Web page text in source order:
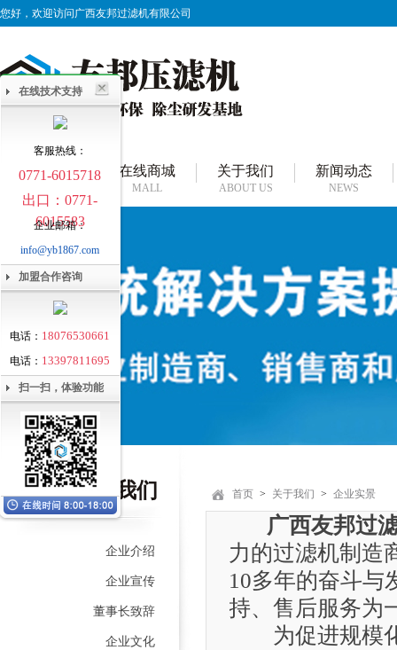
您好，欢迎访问广西友邦过滤机有限公司
网站首页 在线商城
MALL
关于我们
ABOUT US
新闻动态
NEWS
关于我们
企业介绍
企业宣传
董事长致辞
企业文化
首页 > 关于我们 > 企业实景
广西友邦过
力的过滤机制造
10多年的奋斗与
持、售后服务为
为促进规模化
在线技术支持
客服热线：
0771-6015718
出口：0771-
6015583
企业邮箱：
info@yb1867.com
加盟合作咨询
电话： 18076530661
电话： 13397811695
扫一扫，体验功能